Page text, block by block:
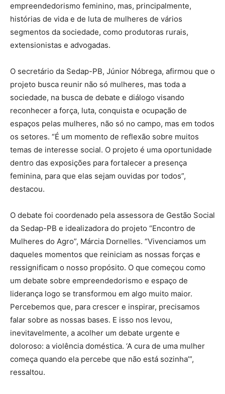
empreendedorismo feminino, mas, principalmente,
histórias de vida e de luta de mulheres de vários
segmentos da sociedade, como produtoras rurais,
extensionistas e advogadas.
O secretário da Sedap-PB, Júnior Nóbrega, afirmou que o
projeto busca reunir não só mulheres, mas toda a
sociedade, na busca de debate e diálogo visando
reconhecer a força, luta, conquista e ocupação de
espaços pelas mulheres, não só no campo, mas em todos
os setores. “É um momento de reflexão sobre muitos
temas de interesse social. O projeto é uma oportunidade
dentro das exposições para fortalecer a presença
feminina, para que elas sejam ouvidas por todos”,
destacou.
O debate foi coordenado pela assessora de Gestão Social
da Sedap-PB e idealizadora do projeto “Encontro de
Mulheres do Agro”, Márcia Dornelles. “Vivenciamos um
daqueles momentos que reiniciam as nossas forças e
ressignificam o nosso propósito. O que começou como
um debate sobre empreendedorismo e espaço de
liderança logo se transformou em algo muito maior.
Percebemos que, para crescer e inspirar, precisamos
falar sobre as nossas bases. E isso nos levou,
inevitavelmente, a acolher um debate urgente e
doloroso: a violência doméstica. ‘A cura de uma mulher
começa quando ela percebe que não está sozinha’”,
ressaltou.